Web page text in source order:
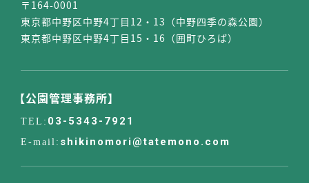
〒164-0001
東京都中野区中野4丁目12・13（中野四季の森公園）
東京都中野区中野4丁目15・16（囲町ひろば）
【公園管理事務所】
03-5343-7921
shikinomori@tatemono.com